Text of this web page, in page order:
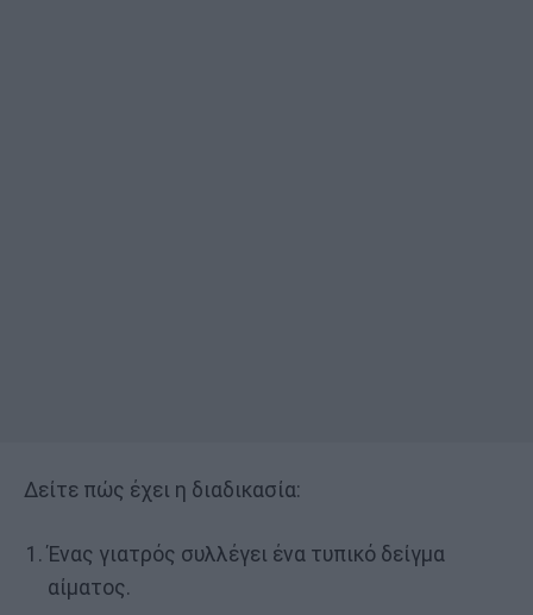
Δείτε πώς έχει η διαδικασία:
Ένας γιατρός συλλέγει ένα τυπικό δείγμα
αίματος.